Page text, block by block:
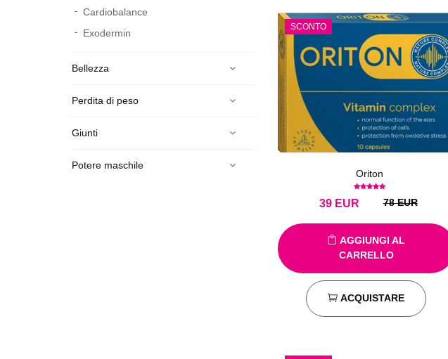
Cardiobalance
Exodermin
Bellezza
Perdita di peso
Giunti
Potere maschile
SCONTO
Oriton
EUR
39 78 EUR
AGGIUNGI AL
CARRELLO
ACQUISTARE